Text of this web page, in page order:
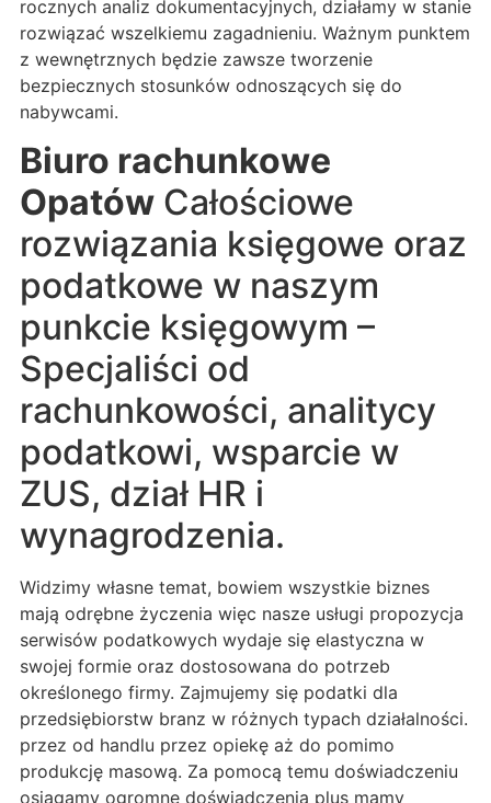
rocznych analiz dokumentacyjnych, działamy w stanie
rozwiązać wszelkiemu zagadnieniu. Ważnym punktem
z wewnętrznych będzie zawsze tworzenie
bezpiecznych stosunków odnoszących się do
nabywcami.
Biuro rachunkowe
Opatów Całościowe
rozwiązania księgowe oraz
podatkowe w naszym
punkcie księgowym –
Specjaliści od
rachunkowości, analitycy
podatkowi, wsparcie w
ZUS, dział HR i
wynagrodzenia.
Widzimy własne temat, bowiem wszystkie biznes
mają odrębne życzenia więc nasze usługi propozycja
serwisów podatkowych wydaje się elastyczna w
swojej formie oraz dostosowana do potrzeb
określonego firmy. Zajmujemy się podatki dla
przedsiębiorstw branz w różnych typach działalności.
przez od handlu przez opiekę aż do pomimo
produkcję masową. Za pomocą temu doświadczeniu
osiągamy ogromne doświadczenia plus mamy